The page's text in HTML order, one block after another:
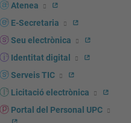
Atenea
E-Secretaria
Seu electrònica
Identitat digital
Serveis TIC
Licitació electrònica
Portal del Personal UPC